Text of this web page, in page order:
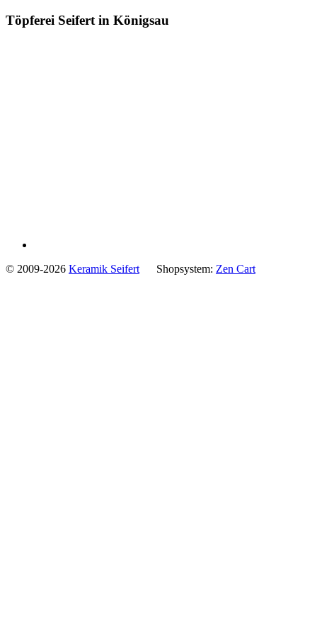
Töpferei Seifert in Königsau
© 2009-2026 Keramik Seifert Shopsystem: Zen Cart